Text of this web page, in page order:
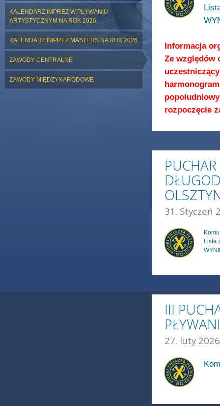
KALENDARZ IMPREZ W PŁYWANIU
ARTYSTYCZNYM NA ROK 2026
KALENDARZ IMPREZ MASTERS NA ROK 2026
ZAWODY CENTRALNE
ZAWODY MIĘDZYNARODOWE
Informacja
Ze względów
popołudniowy
rozpoczęcie
31. Styczeń
Lista
III
27. luty